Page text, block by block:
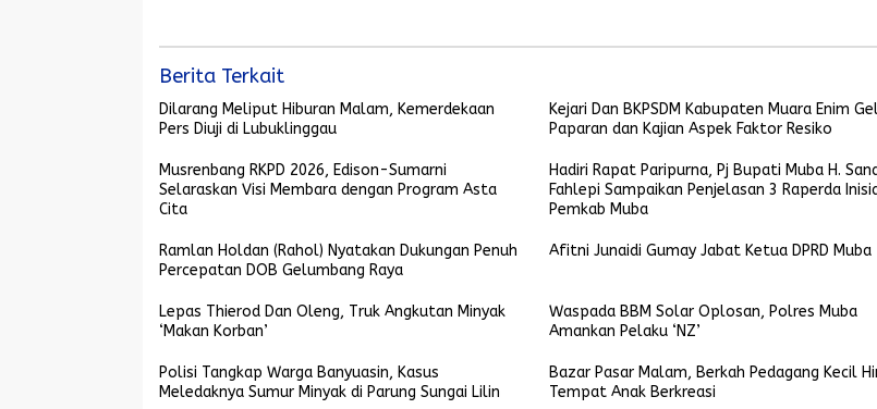
Berita Terkait
Dilarang Meliput Hiburan Malam, Kemerdekaan
Pers Diuji di Lubuklinggau
Kejari Dan BKPSDM Kabupaten Muara Enim
Paparan dan Kajian Aspek Faktor Resiko
Musrenbang RKPD 2026, Edison-Sumarni
Selaraskan Visi Membara dengan Program Asta
Cita
Hadiri Rapat Paripurna, Pj Bupati Muba H.
Fahlepi Sampaikan Penjelasan 3 Raperda
Pemkab Muba
Ramlan Holdan (Rahol) Nyatakan Dukungan Penuh
Percepatan DOB Gelumbang Raya
Afitni Junaidi Gumay Jabat Ketua DPRD Muba
Lepas Thierod Dan Oleng, Truk Angkutan Minyak
‘Makan Korban’
Waspada BBM Solar Oplosan, Polres Muba
Amankan Pelaku ‘NZ’
Polisi Tangkap Warga Banyuasin, Kasus
Meledaknya Sumur Minyak di Parung Sungai Lilin
Bazar Pasar Malam, Berkah Pedagang Kecil
Tempat Anak Berkreasi